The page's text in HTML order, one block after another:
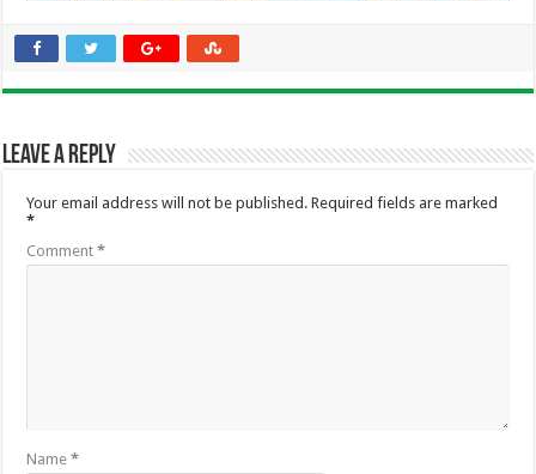
Leave a Reply
Your email address will not be published. Required fields are marked
*
Comment*
Name*